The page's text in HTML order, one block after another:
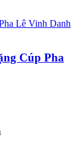
Cúp Pha